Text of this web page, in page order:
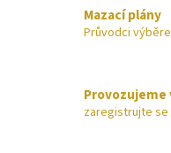
Mazací plány
Průvodci
zaregistrujte